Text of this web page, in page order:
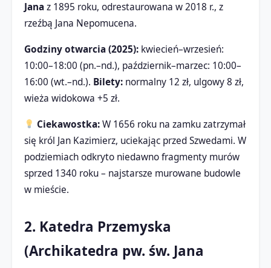
Janaz 1895 roku, odrestaurowana w 2018 r., z
rzeźbą Jana Nepomucena.
Godziny otwarcia (2025): kwiecień–wrzesień:
10:00–18:00 (pn.–nd.), październik–marzec: 10:00–
16:00 (wt.–nd.). Bilety: normalny 12 zł, ulgowy 8 zł,
wieża widokowa +5 zł.
Ciekawostka:W 1656 roku na zamku zatrzymał
się król Jan Kazimierz, uciekając przed Szwedami. W
podziemiach odkryto niedawno fragmenty murów
sprzed 1340 roku – najstarsze murowane budowle
w mieście.
2. Katedra Przemyska
(Archikatedra pw. św. Jana